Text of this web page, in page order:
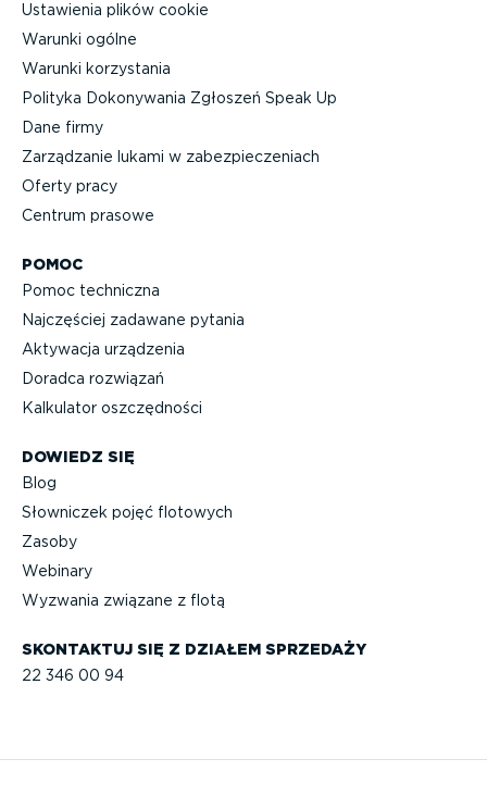
SKONTAKTUJ SIĘ Z DZIAŁEM SPRZEDAŻY
22 346 00 94
POMOC
Pomoc techniczna
Najczęściej zadawane pytania
Aktywacja urządzenia
Doradca rozwiązań
Kalkulator oszczęd­ności
DOWIEDZ SIĘ
Blog
Słowniczek pojęć flotowych
Zasoby
Webinary
Wyzwania związane z flotą
Ustawienia plików cookie
Warunki ogólne
Warunki korzystania
Polityka Dokonywania Zgłoszeń Speak Up
Dane firmy
Zarządzanie lukami w zabez­pie­cze­niach
Oferty pracy
Centrum prasowe